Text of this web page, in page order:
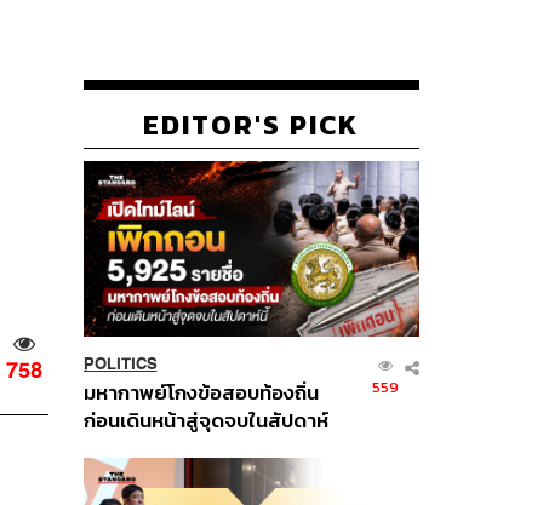
758
EDITOR'S PICK
POLITICS
มหากาพย์โกงข้อสอบท้องถิ่น
ก่อนเดินหน้าสู่จุดจบในสัปดาห์
559